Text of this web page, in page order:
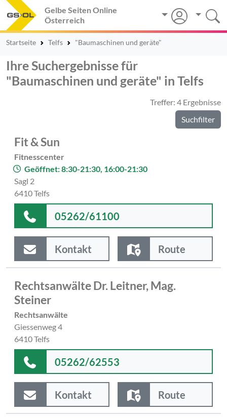
Gelbe Seiten Online
Österreich
Startseite Telfs "Baumaschinen und geräte"
Ihre Suchergebnisse für
"Baumaschinen und geräte" in Telfs
Treffer: 4 Ergebnisse
Suchfilter
Fit & Sun
Fitnesscenter
Geöffnet: 8:30-21:30, 16:00-21:30
Sagl 2
6410 Telfs
05262/61100
Kontakt Route
Rechtsanwälte Dr. Leitner, Mag.
Steiner
Rechtsanwälte
Giessenweg 4
6410 Telfs
05262/62553
Kontakt Route